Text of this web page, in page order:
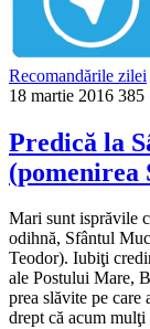
Recomandările zilei
18 martie 2016 385
Predică la
(pomenirea
Mari sunt isprăvile
odihnă, Sfântul
Teodor). Iubiţi
ale Postului Mare,
prea slăvite pe
drept că acum